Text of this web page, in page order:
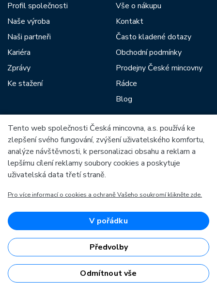
Profil společnosti
Naše výroba
Naši partneři
Kariéra
Zprávy
Ke stažení
Vše o nákupu
Kontakt
Často kladené dotazy
Obchodní podmínky
Prodejny České mincovny
Rádce
Blog
Mezi naše partnery patří:
Evropská unie
OP Podnikání a inovace pro konkurenceschopnost
Evropský fond pro regionální rozvoj
Česká mincovna, a.s. © 1993 - 2026
Tento web společnosti Česká mincovna, a.s. používá ke
zlepšení svého fungování, zvýšení uživatelského komfortu,
analýze návštěvnosti, k personalizaci obsahu a reklam a
lepšímu cílení reklamy soubory cookies a poskytuje
uživatelská data třetí straně.
Pro více informací o cookies a ochraně Vašeho soukromí klikněte zde.
V pořádku
Předvolby
Odmítnout vše